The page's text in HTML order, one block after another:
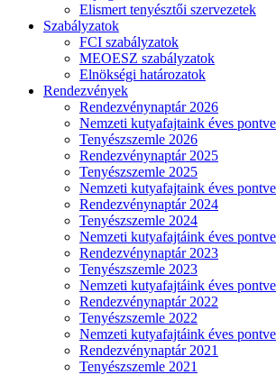
Elismert tenyésztői szervezetek
Szabályzatok
FCI szabályzatok
MEOESZ szabályzatok
Elnökségi határozatok
Rendezvények
Rendezvénynaptár 2026
Nemzeti kutyafajtaink éves
Tenyészszemle 2026
Rendezvénynaptár 2025
Tenyészszemle 2025
Nemzeti kutyafajtaink éves
Rendezvénynaptár 2024
Tenyészszemle 2024
Nemzeti kutyafajtáink éves
Rendezvénynaptár 2023
Tenyészszemle 2023
Nemzeti kutyafajtáink éves
Rendezvénynaptár 2022
Tenyészszemle 2022
Nemzeti kutyafajtáink éves
Rendezvénynaptár 2021
Tenyészszemle 2021